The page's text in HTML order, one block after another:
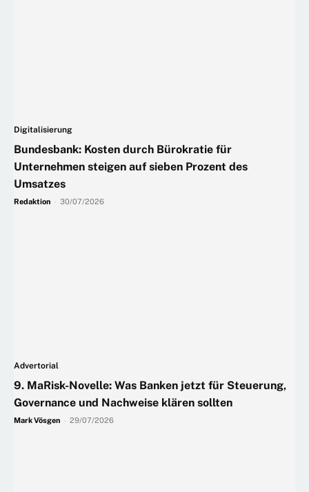
Digitalisierung
Bundesbank: Kosten durch Bürokratie für
Unternehmen steigen auf sieben Prozent des
Umsatzes
Redaktion 30/07/2026
Advertorial
9. MaRisk-Novelle: Was Banken jetzt für Steuerung,
Governance und Nachweise klären sollten
Mark Vösgen 29/07/2026